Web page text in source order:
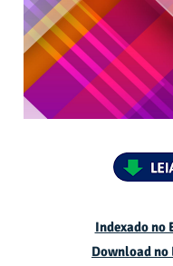
Indexado no
Download no